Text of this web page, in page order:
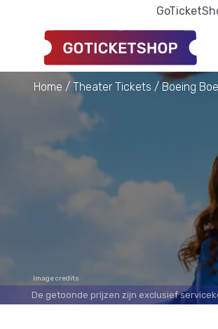
Home Theater Tickets Boeing
Image credits
De getoonde prijzen zijn exclusief